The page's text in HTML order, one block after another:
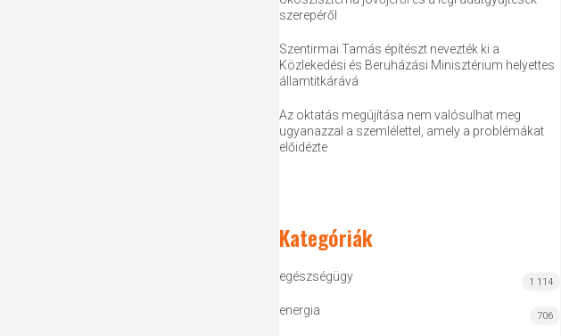
szerepéről
Szentirmai Tamás építészt nevezték ki a
Közlekedési és Beruházási Minisztérium helyettes
államtitkárává
Az oktatás megújítása nem valósulhat meg
ugyanazzal a szemlélettel, amely a problémákat
előidézte
Kategóriák
egészségügy 1 114
energia 706